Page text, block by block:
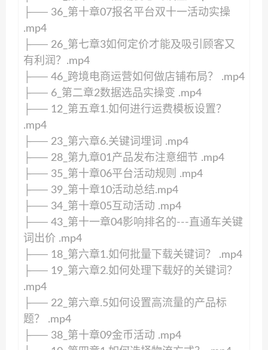
├── 36_第十章07报名平台双十一活动实操
.mp4
├── 26_第七章3如何定价才能及吸引顾客又
有利润？.mp4
├── 46_跨境电商运营如何做店铺布局？ .mp4
├── 6_第二章2数据选品实操变 .mp4
├── 12_第五章1.如何进行运费模板设置？
.mp4
├── 23_第六章6.关键词埋词 .mp4
├── 28_第九章01产品发布注意细节 .mp4
├── 35_第十章06平台活动规则 .mp4
├── 39_第十章10活动总结.mp4
├── 34_第十章05互动活动 .mp4
├── 43_第十一章04影响排名的---直通车关键
词出价 .mp4
├── 18_第六章1.如何批量下载关键词？ .mp4
├── 19_第六章2.如何处理下载好的关键词？
.mp4
├── 22_第六章.5如何设置高流量的产品标
题？ .mp4
├── 38_第十章09金币活动 .mp4